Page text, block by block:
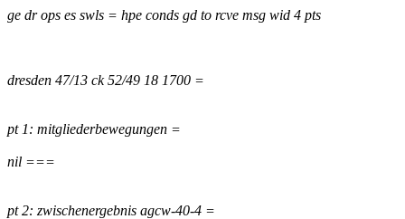
ge dr ops es swls = hpe conds gd to rcve msg wid 4 pts
dresden 47/13 ck 52/49 18 1700 =
pt 1: mitgliederbewegungen =
nil ===
pt 2: zwischenergebnis agcw-40-4 =